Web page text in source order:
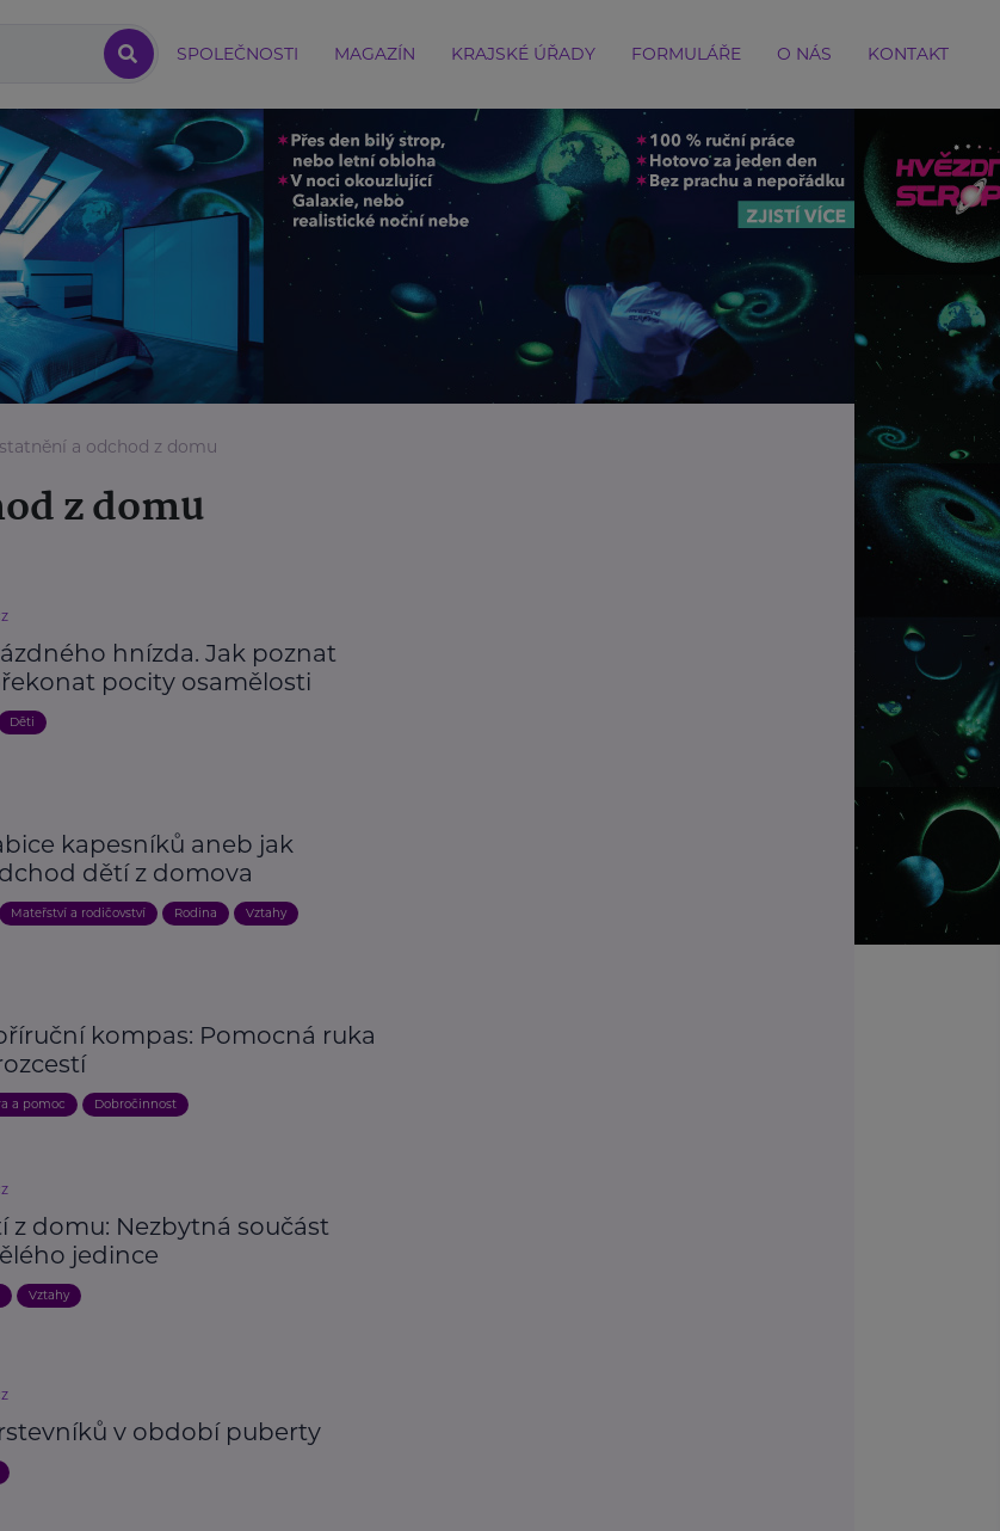
SPOLEČNOSTI MAGAZÍN KRAJSKÉ ÚŘADY FORMULÁŘE O NÁS KONTAKT
a odchod z domu
z domu
hnízda. Jak poznat
pocity osamělosti
Děti
kapesníků aneb jak
dětí z domova
Mateřství a rodičovství Rodina Vztahy
kompas: Pomocná ruka
a pomoc Dobročinnost
z domu: Nezbytná součást
jedince
Vztahy
v období puberty